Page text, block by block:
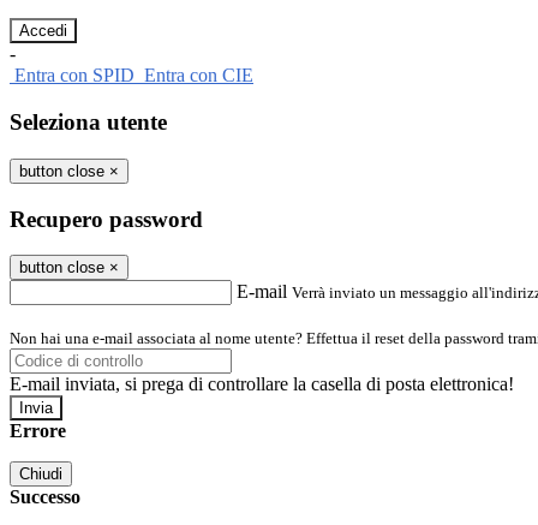
-
Entra con SPID Entra con CIE
Seleziona utente
button close ×
Recupero password
button close ×
E-mail Verrà inviato un messaggio
Non hai una e-mail associata al nome utente? Effettua il reset della password
E-mail inviata, si prega di controllare la casella di posta elettronica!
Errore
Chiudi
Successo